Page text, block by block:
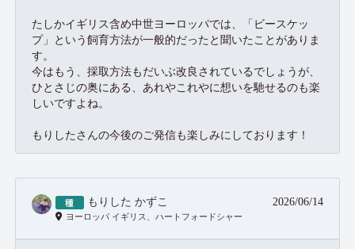
たしかイギリス含め中世ヨーロッパでは、「ビースケッ
プ」という飼育方法が一般的だったと聞いたことがありま
す。
今はもう、採取方法もだいぶ改良されているでしょうが、
ひとさじの奥にある、あれやこれやに想いを馳せるのも楽
しいですよね。
もりしたさんの今後のご発信も楽しみにしております！
もりした かずこ
ヨーロッパ イギリス、ハートフォードシャー
2026/06/14